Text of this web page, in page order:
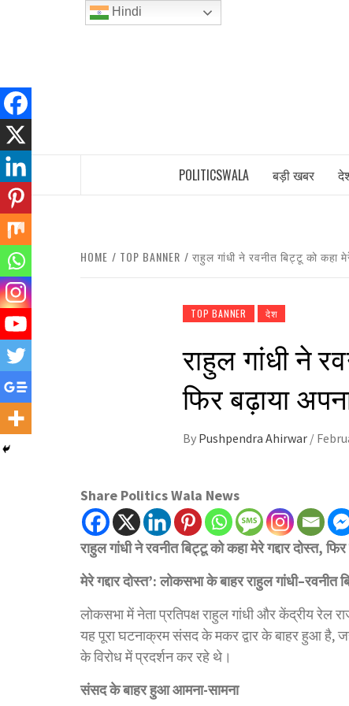
POLITICSWALA बड़ी खबर
HOME TOP BANNER राहुल गांधी ने रवनीत बिट्टू को कहा
TOP BANNER देश
राहुल गांधी ने
फिर बढ़ाया
By Pushpendra Ahirwar /
Share Politics Wala News
राहुल गांधी ने रवनीत बिट्टू को कहा मेरे गद्दार दोस्त,
मेरे गद्दार दोस्त’: लोकसभा के बाहर राहुल गांधी–रवनीत
लोकसभा में नेता प्रतिपक्ष राहुल गांधी और केंद्रीय रेल
यह पूरा घटनाक्रम संसद के मकर द्वार के बाहर हुआ है,
के विरोध में प्रदर्शन कर रहे थे।
संसद के बाहर हुआ आमना-सामना
Hindi